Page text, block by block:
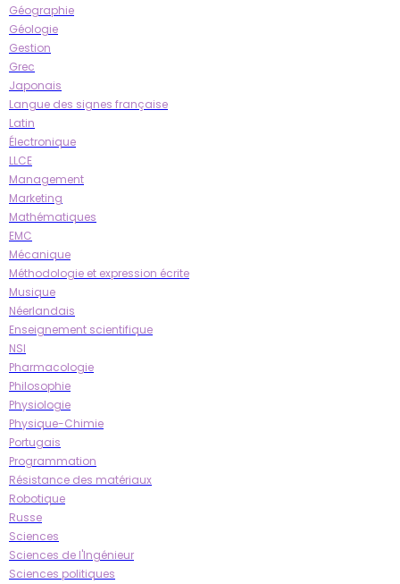
Géographie
Géologie
Gestion
Grec
Japonais
Langue des signes française
Latin
Électronique
LLCE
Management
Marketing
Mathématiques
EMC
Mécanique
Méthodologie et expression écrite
Musique
Néerlandais
Enseignement scientifique
NSI
Pharmacologie
Philosophie
Physiologie
Physique-Chimie
Portugais
Programmation
Résistance des matériaux
Robotique
Russe
Sciences
Sciences de l'Ingénieur
Sciences politiques